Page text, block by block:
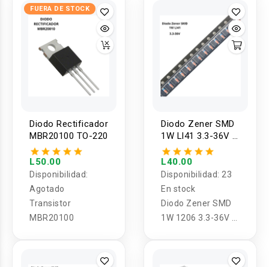
24V para WS2811
WS2812B SK6812
FUERA DE STOCK
Diodo Rectificador
MBR20100 TO-220
L50.00
Disponibilidad:
Agotado
Transistor
MBR20100
Diodo Zener SMD
1W Ll41 3.3-36V 1
valor (5U)
L40.00
Disponibilidad: 23
En stock
Diodo Zener SMD
1W 1206 3.3-36V 1